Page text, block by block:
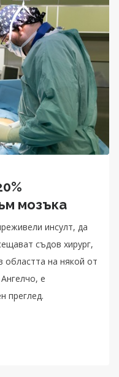
мозъка
инсулт, да
съдов хирург,
областта на някой от
е
преглед.